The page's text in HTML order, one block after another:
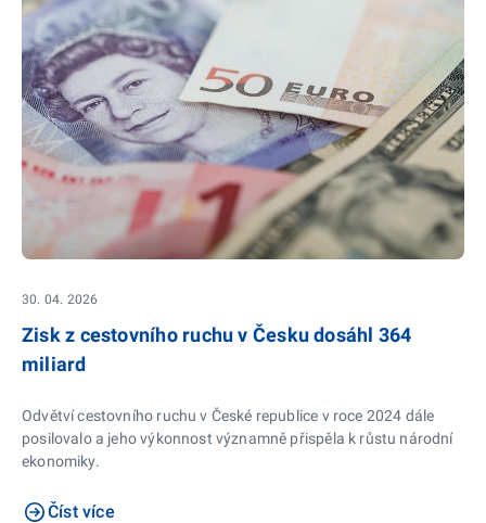
30. 04. 2026
Zisk z cestovního ruchu v Česku dosáhl 364
miliard
Odvětví cestovního ruchu v České republice v roce 2024 dále
posilovalo a jeho výkonnost významně přispěla k růstu národní
ekonomiky.
Číst více